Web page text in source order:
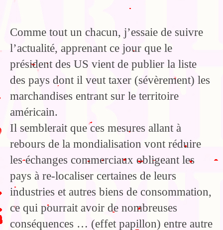
Comme tout un chacun, j’essaie de suivre
l’actualité, apprenant ce jour que le
président des US vient de publier la liste
des pays dont il veut taxer (sévèrement) les
marchandises entrant sur le territoire
américain.
Il semblerait que ces mesures allant à
rebours de la mondialisation vont réduire
les échanges commerciaux obligeant les
pays à re-localiser certaines de leurs
industries et autres biens de consommation,
ce qui pourrait avoir de nombreuses
conséquences … (effet papillon) entre autre